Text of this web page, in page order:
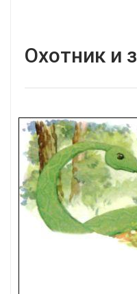
Охотник и